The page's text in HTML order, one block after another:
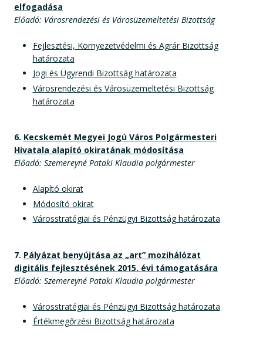
elfogadása
Előadó: Városrendezési és Városüzemeltetési Bizottság
Fejlesztési, Környezetvédelmi és Agrár Bizottság
határozata
Jogi és Ügyrendi Bizottság határozata
Városrendezési és Városüzemeltetési Bizottság
határozata
6. Kecskemét Megyei Jogú Város Polgármesteri
Hivatala alapító okiratának módosítása
Előadó: Szemereyné Pataki Klaudia polgármester
Alapító okirat
Módosító okirat
Városstratégiai és Pénzügyi Bizottság határozata
7. Pályázat benyújtása az „art” mozihálózat
digitális fejlesztésének 2015. évi támogatására
Előadó: Szemereyné Pataki Klaudia polgármester
Városstratégiai és Pénzügyi Bizottság határozata
Értékmegőrzési Bizottság határozata